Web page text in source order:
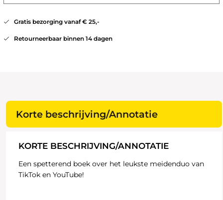
Gratis bezorging vanaf € 25,-
Retourneerbaar binnen 14 dagen
Korte beschrijving/Annotatie
KORTE BESCHRIJVING/ANNOTATIE
Een spetterend boek over het leukste meidenduo van
TikTok en YouTube!